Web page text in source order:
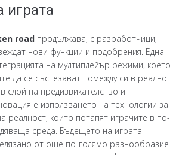
играта
road продължава, с разработчици,
нови функции и подобрения. Една
на мултиплейър режими, което
да се състезават помежду си в реално
слой на предизвикателство и
е използването на технологии за
реалност, които потапят играчите в по-
среда. Бъдещето на играта
от още по-голямо разнообразие